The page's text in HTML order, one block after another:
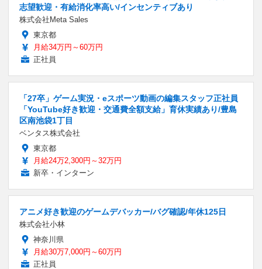
志望歓迎・有給消化率高い/インセンティブあり
株式会社Meta Sales
東京都
月給34万円～60万円
正社員
「27卒」ゲーム実況・eスポーツ動画の編集スタッフ正社員
「YouTube好き歓迎・交通費全額支給」育休実績あり/豊島
区南池袋1丁目
ベンタス株式会社
東京都
月給24万2,300円～32万円
新卒・インターン
アニメ好き歓迎のゲームデバッカー/バグ確認/年休125日
株式会社小林
神奈川県
月給30万7,000円～60万円
正社員